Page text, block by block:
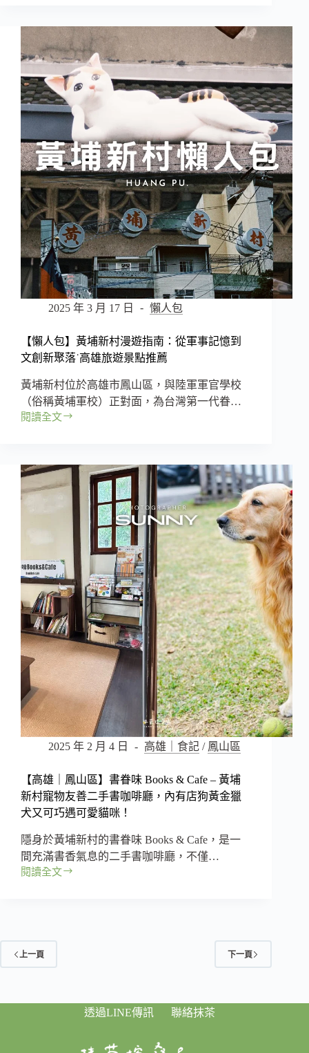
魚
蒜
香
鮮
蝦、
日
布
丁
一
次
收
服！
前
區】
如
如
貓 で
す
法
式
三
明
治
–
隱
藏
版
美
味！
高
弄
中
法
式
三
店，
還
有
伴！
2025 年 3 月 17 日 懶人包
【懶人包】黃埔新村漫遊指南：從軍事記憶到
文創新聚落˙高雄旅遊景點推薦
黃埔新村位於高雄市鳳山區，與陸軍軍官學校
（俗稱黃埔軍校）正對面，為台灣第一代眷…
閱讀全文
【懶
黃
埔
新
南：
從
事
記
憶
到
文
創
新
聚
落
˙
旅
遊
景
推
薦
2025 年 2 月 4 日 高雄｜食記 / 鳳山區
【高雄｜鳳山區】書眷味 Books & Cafe – 黃埔
新村寵物友善二手書咖啡廳，內有店狗黃金獵
犬又可巧遇可愛貓咪！
隱身於黃埔新村的書眷味 Books & Cafe，是一
間充滿書香氣息的二手書咖啡廳，不僅…
閱讀全文
【高
區】
書
Books
上一頁 下一頁
透過LINE傳訊 聯絡抹茶